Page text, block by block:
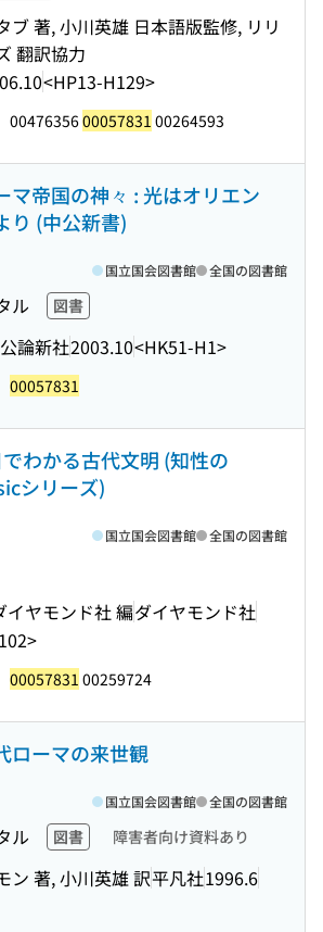
ブ 著, 小川英雄 日本語版監修, リリ
翻訳協力
<HP13-H129>
0047635600057831 00264593
マ帝国の神々 : 光はオリエン
り (中公新書)
ル 図書
論新社2003.10<HK51-H1>
国立国会図書館 全国の図書館
00057831
わかる古代文明 (知性の
シリーズ)
イヤモンド社 編ダイヤモンド社
国立国会図書館 全国の図書館
00057831 00259724
ローマの来世観
ル 図書 障害者向け資料あり
ン 著, 小川英雄 訳平凡社1996.6
国立国会図書館 全国の図書館